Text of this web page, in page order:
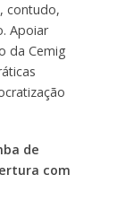
contudo,
Apoiar
da Cemig
de
com